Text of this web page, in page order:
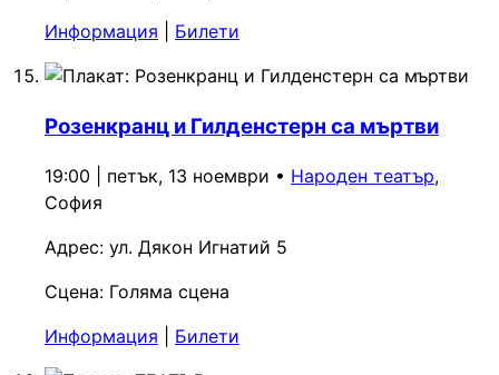
Информация
Билети
Розенкранц и Гилденстерн са мъртви
19:00 | петък, 13 ноември • Народен театър,
София
Адрес: ул. Дякон Игнатий 5
Сцена: Голяма сцена
Информация
Билети